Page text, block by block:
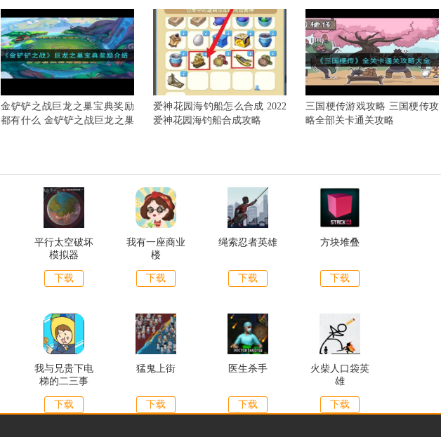
金铲铲之战巨龙之巢宝典奖励
都有什么 金铲铲之战巨龙之巢
爱神花园海钓船怎么合成 2022
爱神花园海钓船合成攻略
三国梗传游戏攻略 三国梗传攻
略全部关卡通关攻略
平行太空破坏
模拟器
下载
我有一座商业
楼
下载
绳索忍者英雄
下载
方块堆叠
下载
我与兄贵下电
梯的二三事
下载
猛鬼上街
下载
医生杀手
下载
火柴人口袋英
雄
下载